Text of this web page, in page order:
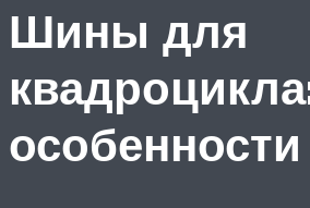
Шины для
особенности